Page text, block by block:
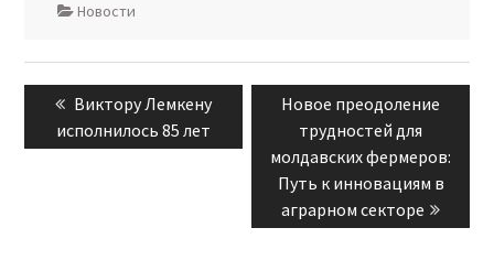
Новости
Навигация
записям
Previous
post:
Виктору Лемкену
исполнилось 85 лет
Next
post:
Новое преодоление
трудностей для
молдавских фермеров:
Путь к инновациям в
аграрном секторе